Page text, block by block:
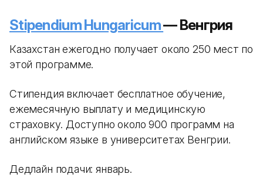
Stipendium Hungaricum— Венгрия
Казахстан ежегодно получает около 250 мест по
этой программе.
Стипендия включает бесплатное обучение,
ежемесячную выплату и медицинскую
страховку. Доступно около 900 программ на
английском языке в университетах Венгрии.
Дедлайн подачи: январь.